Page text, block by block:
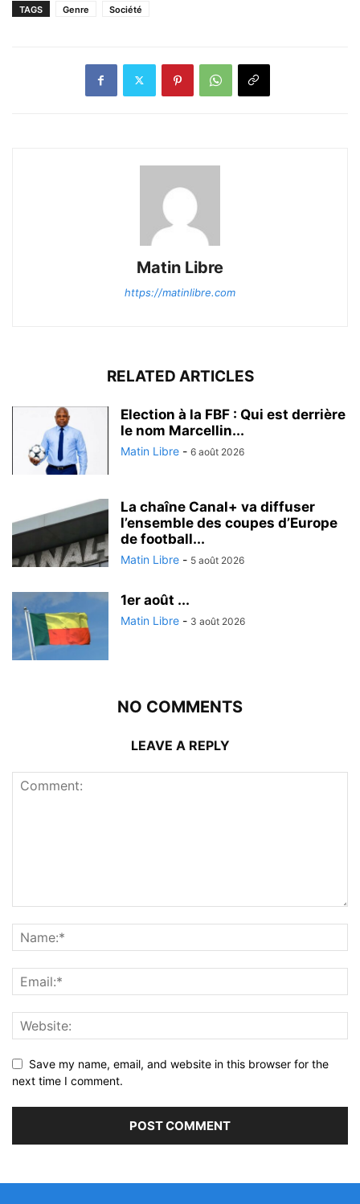
TAGS Genre Société
Matin Libre
https://matinlibre.com
RELATED ARTICLES
Election à la FBF : Qui est derrière
le nom Marcellin...
Matin Libre - 6 août 2026
La chaîne Canal+ va diffuser
l’ensemble des coupes d’Europe
de football...
Matin Libre - 5 août 2026
1er août ...
Matin Libre - 3 août 2026
NO COMMENTS
LEAVE A REPLY
Save my name, email, and website in this browser for the
next time I comment.